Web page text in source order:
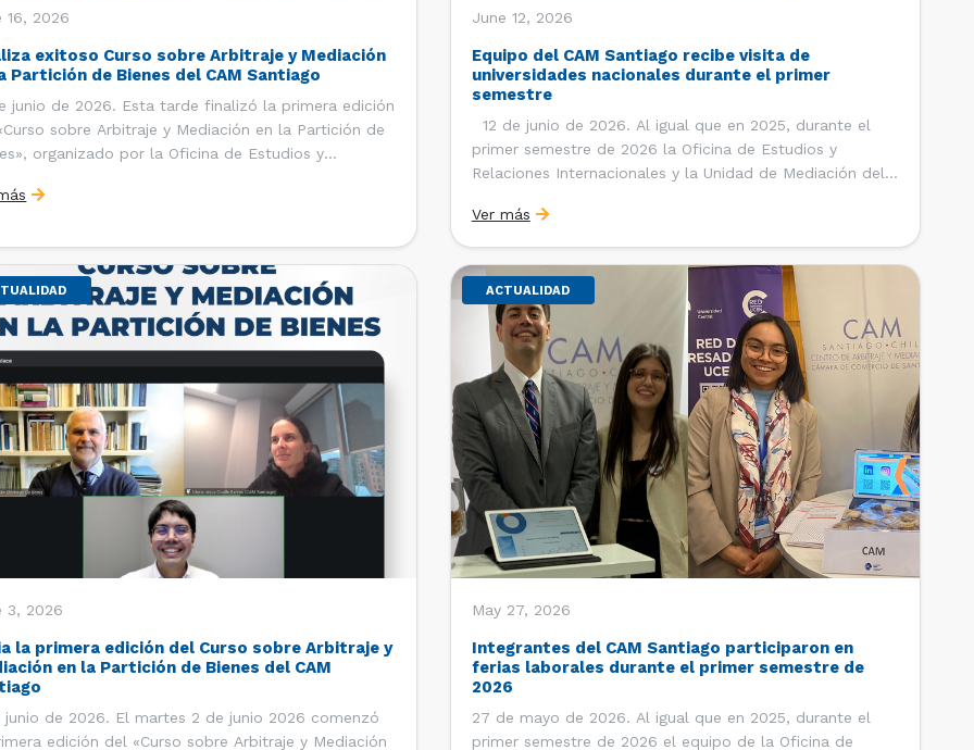
16, 2026
exitoso Curso sobre Arbitraje y Mediación
Partición de Bienes del CAM Santiago
junio de 2026. Esta tarde finalizó la primera edición
sobre Arbitraje y Mediación en la Partición de
organizado por la Oficina de Estudios y
(CAM) de la Cámara de Comercio de Santiago
June 12, 2026
Equipo del CAM Santiago recibe visita de
universidades nacionales durante el primer
semestre
12 de junio de 2026. Al igual que en 2025, durante el
primer semestre de 2026 la Oficina de Estudios y
Relaciones Internacionales y la Unidad de Mediación del
Comercio de Santiago (CCS) han recibido la visita de
estudiantes de […]
Ver más
3, 2026
la primera edición del Curso sobre Arbitraje y
en la Partición de Bienes del CAM
junio de 2026. El martes 2 de junio 2026 comenzó
edición del «Curso sobre Arbitraje y Mediación
ACTUALIDAD
May 27, 2026
Integrantes del CAM Santiago participaron en
ferias laborales durante el primer semestre de
2026
27 de mayo de 2026. Al igual que en 2025, durante el
primer semestre de 2026 el equipo de la Oficina de